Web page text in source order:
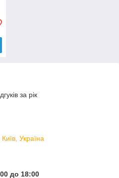
за рік
Україна
до 18:00